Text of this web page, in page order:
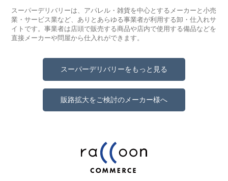
スーパーデリバリーは、アパレル・雑貨を中心とするメーカーと小売
業・サービス業など、ありとあらゆる事業者が利用する卸・仕入れサ
イトです。事業者は店頭で販売する商品や店内で使用する備品などを
直接メーカーや問屋から仕入れができます。
スーパーデリバリーをもっと見る
販路拡大をご検討のメーカー様へ